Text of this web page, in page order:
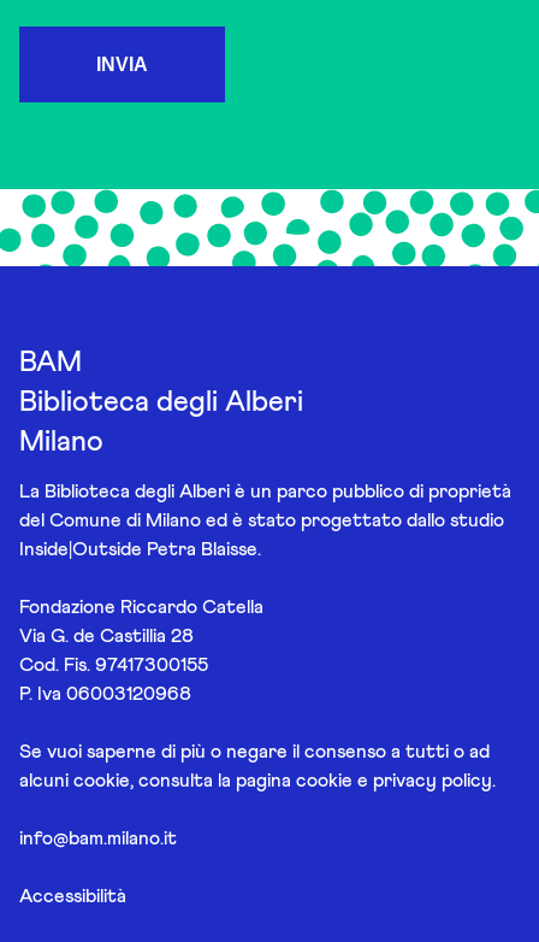
INVIA
BAM
Biblioteca degli Alberi
Milano
La Biblioteca degli Alberi è un parco pubblico di proprietà
del Comune di Milano ed è stato progettato dallo studio
Inside|Outside Petra Blaisse.
Fondazione Riccardo Catella
Via G. de Castillia 28
Cod. Fis. 97417300155
P. Iva 06003120968
Se vuoi saperne di più o negare il consenso a tutti o ad
alcuni cookie, consulta la pagina cookie e privacy policy.
info@bam.milano.it
Accessibilità